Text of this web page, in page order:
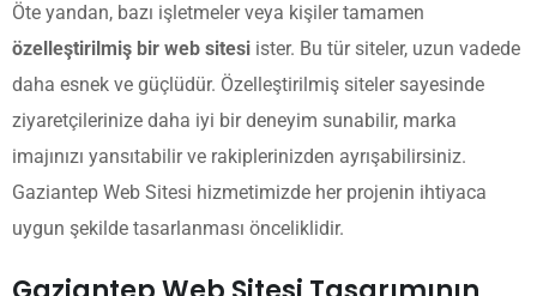
Öte yandan, bazı işletmeler veya kişiler tamamen
özelleştirilmiş bir web sitesi ister. Bu tür siteler, uzun vadede
daha esnek ve güçlüdür. Özelleştirilmiş siteler sayesinde
ziyaretçilerinize daha iyi bir deneyim sunabilir, marka
imajınızı yansıtabilir ve rakiplerinizden ayrışabilirsiniz.
Gaziantep Web Sitesi hizmetimizde her projenin ihtiyaca
uygun şekilde tasarlanması önceliklidir.